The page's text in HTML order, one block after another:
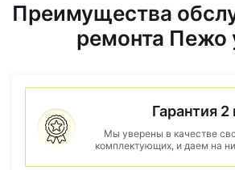
Преимущества
ремонта Пежо
Гарантия 2
Мы уверены в качестве
комплектующих, и даем на